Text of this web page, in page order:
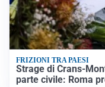
FRIZIONI TRA PAESI
Strage di Crans-
parte civile: Roma